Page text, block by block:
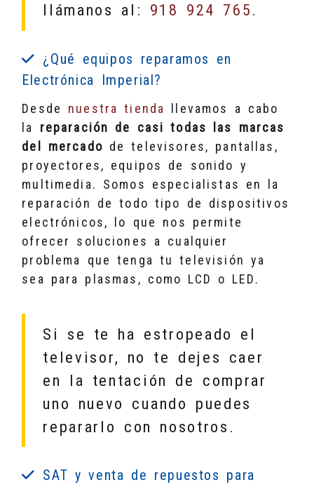
llámanos al: 918 924 765.
¿Qué equipos reparamos en
Electrónica Imperial?
Desde nuestra tienda
llevamos a cabo
la reparación de casi todas las marcas
del mercado de televisores, pantallas,
proyectores, equipos de sonido y
multimedia. Somos especialistas en la
reparación de todo tipo de dispositivos
electrónicos, lo que nos permite
ofrecer soluciones a cualquier
problema que tenga tu televisión ya
sea para plasmas, como LCD o LED.
Si se te ha estropeado el
televisor, no te dejes caer
en la tentación de comprar
uno nuevo cuando puedes
repararlo con nosotros.
SAT y venta de repuestos para